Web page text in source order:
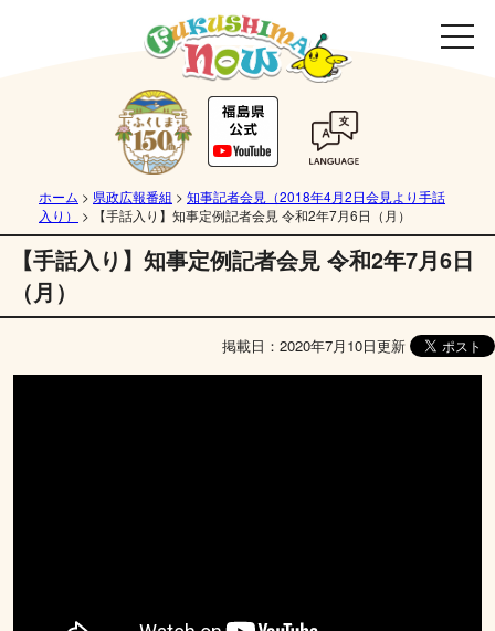
ホーム > 県政広報番組 > 知事記者会見（2018年4月2日会見より手話
入り）
> 【手話入り】知事定例記者会見 令和2年7月6日（月）
【手話入り】知事定例記者会見 令和2年7月6日
（月）
掲載日：2020年7月10日更新